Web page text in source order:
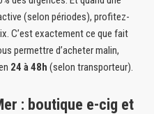
(selon périodes), profitez-
C’est exactement ce que fait
permettre d’acheter malin,
24 à 48h (selon transporteur).
: boutique e-cig et